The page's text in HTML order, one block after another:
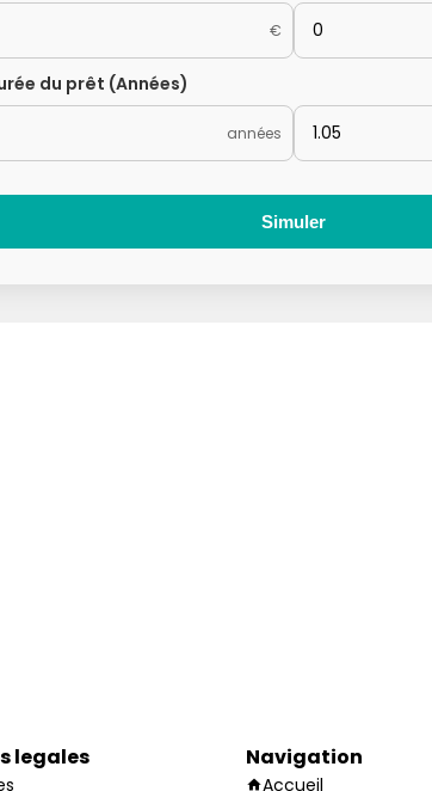
€
du prêt (Années)
années
Simuler
legales Navigation
Accueil